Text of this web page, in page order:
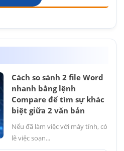
Cách so sánh 2 file Word
nhanh bằng lệnh
Compare để tìm sự khác
biệt giữa 2 văn bản
Nếu đã làm việc với máy tính, có
lẽ việc soạn...